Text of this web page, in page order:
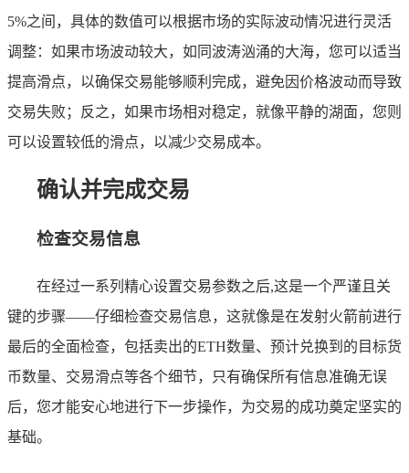
5%之间，具体的数值可以根据市场的实际波动情况进行灵活
调整：如果市场波动较大，如同波涛汹涌的大海，您可以适当
提高滑点，以确保交易能够顺利完成，避免因价格波动而导致
交易失败；反之，如果市场相对稳定，就像平静的湖面，您则
可以设置较低的滑点，以减少交易成本。
确认并完成交易
检查交易信息
在经过一系列精心设置交易参数之后,这是一个严谨且关
键的步骤——仔细检查交易信息，这就像是在发射火箭前进行
最后的全面检查，包括卖出的ETH数量、预计兑换到的目标货
币数量、交易滑点等各个细节，只有确保所有信息准确无误
后，您才能安心地进行下一步操作，为交易的成功奠定坚实的
基础。